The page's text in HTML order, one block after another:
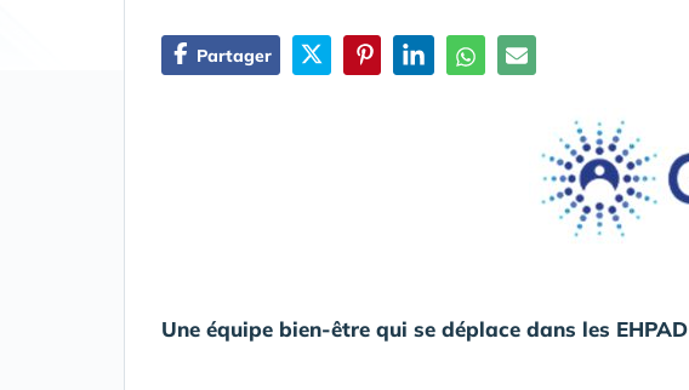
Partager
Une équipe bien-être qui se déplace dans les EHPAD